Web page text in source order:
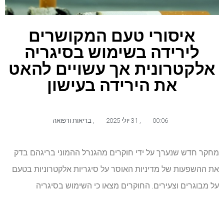
איסורי טעם המקושרים
לירידה בשימוש בסיגריה
אלקטרונית אך עשויים להאט
את הירידה בעישון
00:06 בריאות ורפואה
מחקר חדש שנערך על ידי חוקרים מהגנרל ההמוני בריגהם בדק
את ההשפעות של מדיניות האוסר על סיגריות אלקטרוניות בטעם
על מבוגרים וצעירים. החוקרים מצאו כי השימוש בסיגריה